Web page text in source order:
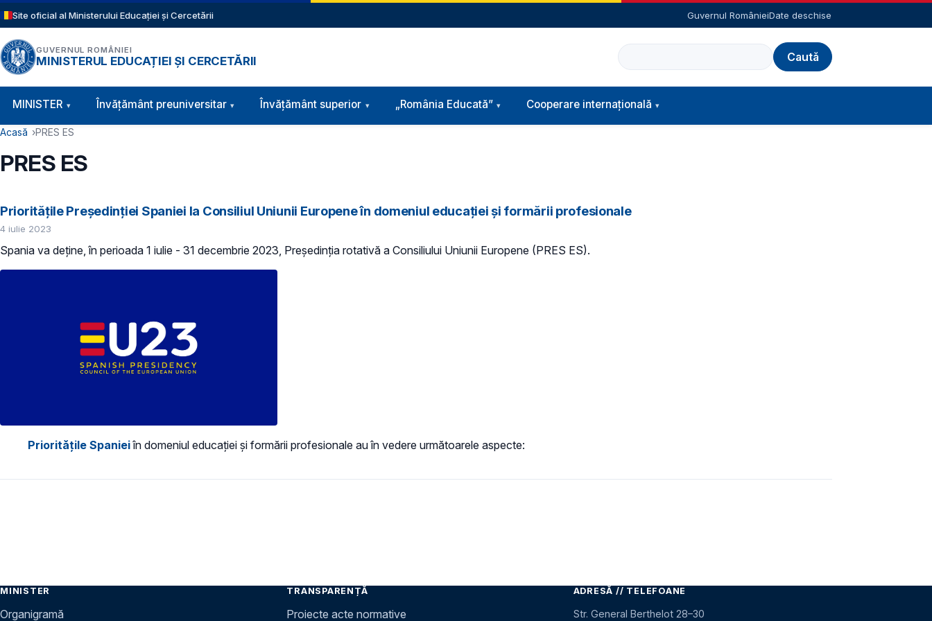
Sari la conținutul principal
Site oficial al Ministerului Educației și Cercetării Guvernul RomânieiDate deschise
GUVERNUL ROMÂNIEI
MINISTERUL EDUCAȚIEI ȘI CERCETĂRII
Caută
Navigație principală
MINISTER Învăţământ preuniversitar Învățământ superior „România Educată” Cooperare internațională
Cale de navigare
Acasă PRES ES
PRES ES
Prioritățile Președinției Spaniei la Consiliul Uniunii Europene în domeniul educației și formării profesionale
4 iulie 2023
Spania va deține, în perioada 1 iulie - 31 decembrie 2023, Președinția rotativă a Consiliului Uniunii Europene (PRES ES).
Prioritățile Spanieiîn domeniul educației și formării profesionale au în vedere următoarele aspecte:
MINISTER
Organigramă
TRANSPARENȚĂ
Proiecte acte normative
ADRESĂ // TELEFOANE
Str. General Berthelot 28–30